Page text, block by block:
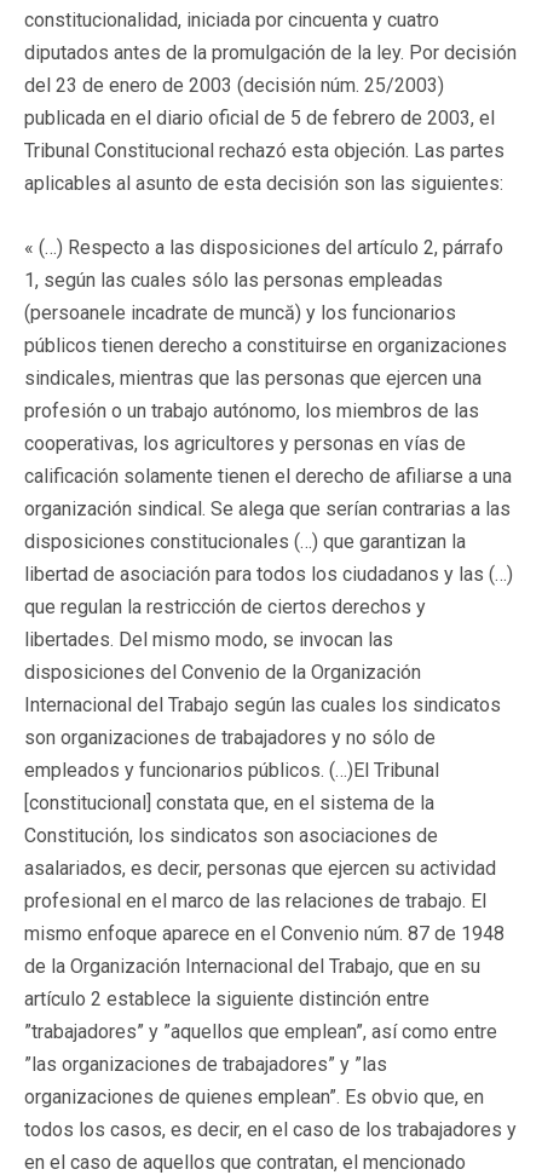
constitucionalidad, iniciada por cincuenta y cuatro
diputados antes de la promulgación de la ley. Por decisión
del 23 de enero de 2003 (decisión núm. 25/2003)
publicada en el diario oficial de 5 de febrero de 2003, el
Tribunal Constitucional rechazó esta objeción. Las partes
aplicables al asunto de esta decisión son las siguientes:
« (…) Respecto a las disposiciones del artículo 2, párrafo
1, según las cuales sólo las personas empleadas
(persoanele incadrate de muncă) y los funcionarios
públicos tienen derecho a constituirse en organizaciones
sindicales, mientras que las personas que ejercen una
profesión o un trabajo autónomo, los miembros de las
cooperativas, los agricultores y personas en vías de
calificación solamente tienen el derecho de afiliarse a una
organización sindical. Se alega que serían contrarias a las
disposiciones constitucionales (…) que garantizan la
libertad de asociación para todos los ciudadanos y las (…)
que regulan la restricción de ciertos derechos y
libertades. Del mismo modo, se invocan las
disposiciones del Convenio de la Organización
Internacional del Trabajo según las cuales los sindicatos
son organizaciones de trabajadores y no sólo de
empleados y funcionarios públicos. (…)El Tribunal
[constitucional] constata que, en el sistema de la
Constitución, los sindicatos son asociaciones de
asalariados, es decir, personas que ejercen su actividad
profesional en el marco de las relaciones de trabajo. El
mismo enfoque aparece en el Convenio núm. 87 de 1948
de la Organización Internacional del Trabajo, que en su
artículo 2 establece la siguiente distinción entre
”trabajadores” y ”aquellos que emplean”, así como entre
”las organizaciones de trabajadores” y ”las
organizaciones de quienes emplean”. Es obvio que, en
todos los casos, es decir, en el caso de los trabajadores y
en el caso de aquellos que contratan, el mencionado